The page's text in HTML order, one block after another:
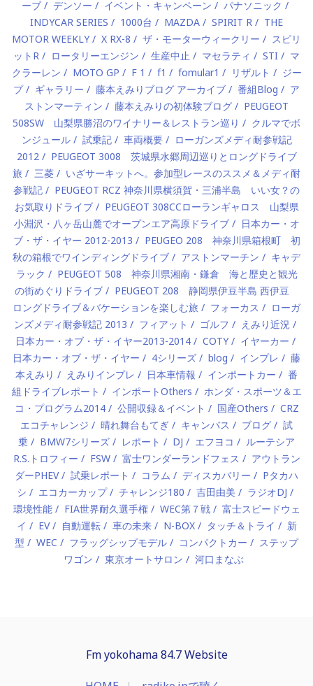
ーブ
デンソー イベント・キャンペーン
パナソニック
INDYCAR SERIES
1000台 MAZDA SPIRIT R
THE
MOTOR WEEKLY
X RX-8 ザ・モーターウィークリー
スピリ
ットR
ロータリーエンジン 生産中止 マセラティ STI
マ
クラーレン
MOTO GP F 1 f1 fomular1 リザルト
ジー
プ
ギャラリー 藤本えみりブログ アーカイブ 番組Blog
ア
ストンマーティン
藤本えみりの初体験ブログ
PEUGEOT
508SW 山梨県勝沼のワイナリー＆レストラン巡り
クルマでボ
ンジュール
試乗記 車両概要
ローガンズメディ耐参戦記
2012
PEUGEOT 3008 茨城県水郷周辺巡りとロングドライブ
旅
三菱
いざサーキットへ。参加型レースのススメ＆メディ耐
参戦記
PEUGEOT RCZ 神奈川県横須賀・三浦半島 いい女？の
お気取りドライブ
PEUGEOT 308CCローランギャロス 山梨県
小淵沢・八ヶ岳山麓でオープンエア高原ドライブ
日本カー・オ
ブ・ザ・イヤー 2012-2013
PEUGEO 208 神奈川県箱根町 初
秋の箱根でワインディングドライブ
アストンマーチン
キャデ
ラック
PEUGEOT 508 神奈川県湘南・鎌倉 海と歴史と観光
の街めぐりドライブ
PEUGEOT 208 静岡県伊豆半島 西伊豆
ロングドライブ＆バケーションを楽しむ旅
フォーカス
ローガ
ンズメディ耐参戦記 2013
フィアット ゴルフ
えみり近況
日本カー・オブ・ザ・イヤー2013-2014
COTY
イヤーカー
日本カー・オブ・ザ・イヤー
4シリーズ blog インプレ
藤
本えみり
えみりインプレ 日本車情報 インポートカー
番
組ドライブレポート
インポートOthers
ホンダ・スポーツ＆エ
コ・プログラム2014
公開収録＆イベント 国産Others
CRZ
エコチャレンジ
晴れ舞台もてぎ キャンバス ブログ
試
乗
BMW7シリーズ レポート DJ エフヨコ
ルーテシア
R.S.トロフィー
FSW 富士ワンダーランドフェス
アウトラン
ダーPHEV
試乗レポート コラム ディスカバリー
Pタカハ
シ
エコカーカップ チャレンジ180 吉田由美
ラジオDJ
環境性能
FIA世界耐久選手権 WEC第７戦
富士スピードウェ
イ
EV 自動運転 車の未来 N-BOX タッチ＆トライ
新
型
WEC フラッグシップモデル コンパクトカー
ステップ
ワゴン
東京オートサロン 河口まなぶ
Fm yokohama 84.7 Website